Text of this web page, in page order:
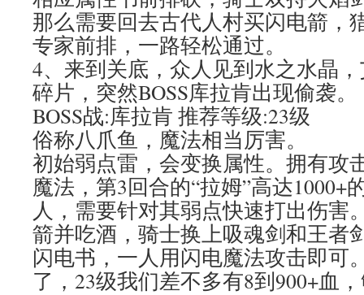
那么需要回去古代人村买闪电箭，
专家前排，一路轻松通过。
4、来到关底，众人见到水之水晶
碎片，突然BOSS库拉肯出现偷袭。
BOSS战:库拉肯 推荐等级:23级
俗称八爪鱼，魔法相当厉害。
初始弱点雷，会变换属性。拥有攻
魔法，第3回合的“拉姆”高达1000+
人，需要针对其弱点快速打出伤害
箭并吃酒，骑士换上吸魂剑和王者
闪电书，一人用闪电魔法攻击即可
了，23级我们差不多有8到900+血